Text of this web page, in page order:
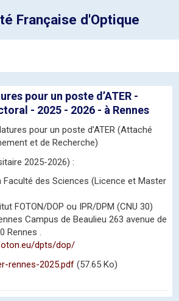
Française d'Optique
pour un poste d’ATER -
- 2025 - 2026 - à Rennes
pour un poste d’ATER (Attaché
et de Recherche)
2025-2026) :
Faculté des Sciences (Licence et Master
FOTON/DOP ou IPR/DPM (CNU 30)
Campus de Beaulieu 263 avenue de
Rennes .
dpts/dop/
rennes-2025.pdf (57.65 Ko)